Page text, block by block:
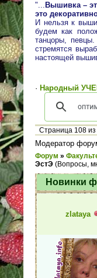
"... Вышивка –
это
И нельзя к
будем как
танцоры,
стремятся
настоящей
· Народный
Страница 108 из
Модератор
Форум »
ЭстЭ (Вопросы,
Новинки
zlataya